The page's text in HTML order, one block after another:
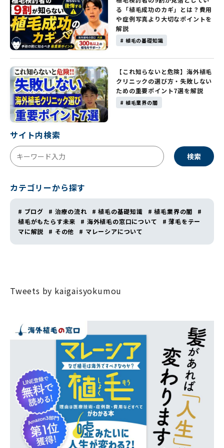
# 植毛の基礎知識
る「植毛成功のカギ」とは？費用
や症例写真より大切なポイントを
解説
# 植毛業界の闇
【これ知らないと危険】海外植毛
クリニックの選び方・失敗しない
ための重要ポイント7選を解説
サイト内検索
検索
カテゴリーから探す
# ブログ # 治療の流れ # 植毛の基礎知識 # 植毛業界の闇
#
植毛がもたらす未来
# 海外植毛の窓口について
# 薄毛をテー
マに解説
# その他 # マレーシアについて
Tweets by kaigaisyokumou